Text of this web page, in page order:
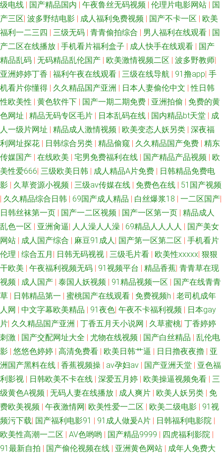
级电线 | 国产精品国内 | 午夜鲁丝无码视频 | 伦理片电影网站 | 国
产三区| 波多野结电影 | 成人福利免费视频 | 国产不卡一区 | 欧美
福利一二三四 | 三级无码 | 青青偷拍综合 | 男人福利在线观看 | 国
产二区在线播放 | 手机看片福利盒子 | 成人快手在线观看 | 国产
精品乱码 | 无码精品乱伦国产 | 欧美激情视频二区 | 波多野教师|
亚洲婷婷丁香 | 福利午夜在线观看 | 三级在线导航 | 91撸app| 手
机看片你懂得 | 久久精品国产亚洲 | 日本人妻偷伦中文 |性日韩
性欧美性 | 黄色软件下 | 国产一期二期免费 | 亚洲拍偷 | 免费的黄
色网址 | 精品无码专区毛片 | 日本乱码在线 | 国内精品bt天堂 | 成
人一级片网址 | 精品成人激情视频 | 欧美变态人妖另类 | 深夜福
利网址探花 | 日韩综合另类 | 精品偷窥 | 久久精品国产免费 | 精东
传媒国产 | 在线欧美 | 宅男免费福利在线 | 国产精品产品视频 | 欧
美性爱666| 三级欧美日韩 | 成人精品A片免费 | 日韩精品免费电
影 | 久草资源小视频 | 三级av传媒在线 | 免费色在线 | 51国产视频
| 久久精品综合日韩 | 69国产成人精品 | 白丝爆浆18 | 一二区国产|
日韩丝袜第一页 | 国产一二区视频 | 国产一区第一页 | 精品成人
乱色一区 | 亚洲肏逼| 人人澡人人澡 | 69精品人人人人 | 国产美女
网站 | 成人国产综合 | 麻豆91成人| 国产第一区第二区 | 手机看片
伦理 | 综合五月 | 日韩无码视视 | 三级毛片看 | 欧美性xxxxx| 狠狠
干欧美 | 午夜福利视频无码 | 91视频平台 | 精品香蕉| 青青草在现
视频 | 成人国产 | 泰国人妖视频 | 91精品视频一区 | 国产在线青青
草 | 日韩精品第一 | 蜜桃国产在线观看 | 免费视频h | 老司机成年
人网 | 中文字幕欧美精品 | 91夜色| 午夜不卡福利视频 | 日本gay
片| 久久精品国产亚洲 | 丁香五月天小说网 | 久草蜜桃| 丁香婷婷
刺激 | 国产交配网址大全 | 尤物在线视频 | 国产白丝精品 | 乱伦电
影 | 悠悠色婷婷 | 高清免费看 | 欧美日韩艹逼 | 日日擼夜夜擼 | 亚
洲国产黑料在线 | 香蕉视频操 | av孕妇av | 国产亚洲天堂 | 亚色福
利影视 | 日韩欧美不卡在线 | 深爱五月婷 | 欧美操逼视频免看 | 三
级黄色A视频 | 无码人妻在线播放 | 成人爽片 | 欧美人妖另类 | 免
费欧美视频 | 午夜激情网| 欧美性爱一二区 | 欧美二级电影 | 91视
频污下载| 国产福利电影91 | 91成人做爰A片 | 日韩福利电影院 |
欧美性高潮一二区 | AV色哟哟 | 国产精品9999 | 四虎福利影院 |
91最新自拍 | 国产偷伦视频在线 | 亚洲黄色网站 | 成年人免费大